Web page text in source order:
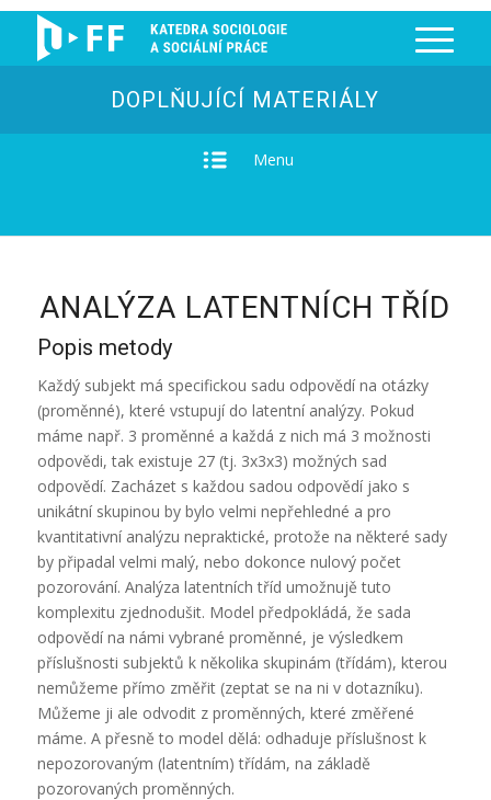
DOPLŇUJÍCÍ MATERIÁLY
Menu
ANALÝZA LATENTNÍCH TŘÍD
Popis metody
Každý subjekt má specifickou sadu odpovědí na otázky
(proměnné), které vstupují do latentní analýzy. Pokud
máme např. 3 proměnné a každá z nich má 3 možnosti
odpovědi, tak existuje 27 (tj. 3x3x3) možných sad
odpovědí. Zacházet s každou sadou odpovědí jako s
unikátní skupinou by bylo velmi nepřehledné a pro
kvantitativní analýzu nepraktické, protože na některé sady
by připadal velmi malý, nebo dokonce nulový počet
pozorování. Analýza latentních tříd umožnujě tuto
komplexitu zjednodušit. Model předpokládá, že sada
odpovědí na námi vybrané proměnné, je výsledkem
příslušnosti subjektů k několika skupinám (třídám), kterou
nemůžeme přímo změřit (zeptat se na ni v dotazníku).
Můžeme ji ale odvodit z proměnných, které změřené
máme. A přesně to model dělá: odhaduje příslušnost k
nepozorovaným (latentním) třídám, na základě
pozorovaných proměnných.